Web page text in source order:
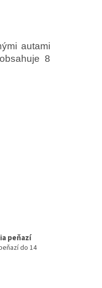
autami
8
peňazí
do 14